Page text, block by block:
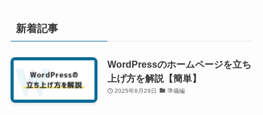
新着記事
WordPressのホームページを立ち
上げ方を解説【簡単】
2025年8月29日 準備編